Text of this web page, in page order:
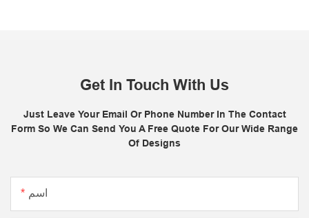
Get In Touch With Us
Just Leave Your Email Or Phone Number In The Contact
Form So We Can Send You A Free Quote For Our Wide Range
Of Designs
اسم